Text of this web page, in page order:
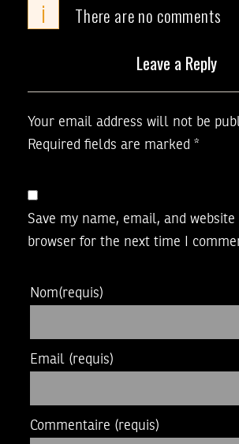
i There are no comments
Leave a Reply
Your email address will not be
Required fields are marked *
Save my name, email, and
browser for the next time I
Nom(requis)
Email (requis)
Commentaire (requis)